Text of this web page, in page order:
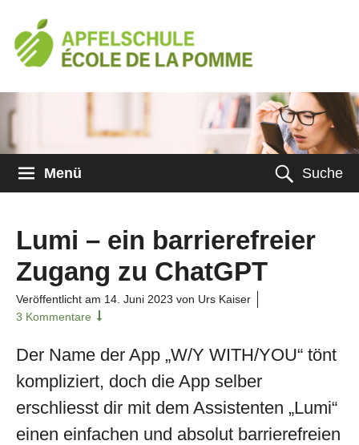
Menü Suche
Lumi – ein barrierefreier
Zugang zu ChatGPT
Veröffentlicht am 14. Juni 2023 von Urs Kaiser
3 Kommentare
Der Name der App „W/Y WITH/YOU“ tönt
kompliziert, doch die App selber
erschliesst dir mit dem Assistenten „Lumi“
einen einfachen und absolut barrierefreien